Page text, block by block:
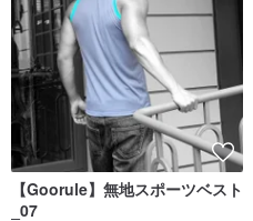
【Goorule】無地スポーツベスト
_07